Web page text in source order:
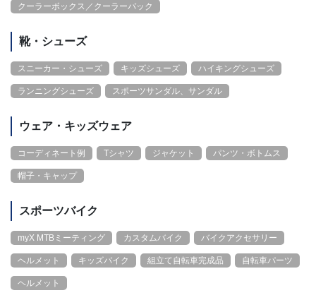
クーラーボックス／クーラーバック
靴・シューズ
スニーカー・シューズ キッズシューズ ハイキングシューズ
ランニングシューズ スポーツサンダル、サンダル
ウェア・キッズウェア
コーディネート例 Tシャツ ジャケット パンツ・ボトムス
帽子・キャップ
スポーツバイク
myX MTBミーティング カスタムバイク バイクアクセサリー
ヘルメット キッズバイク 組立て自転車完成品 自転車パーツ
ヘルメット